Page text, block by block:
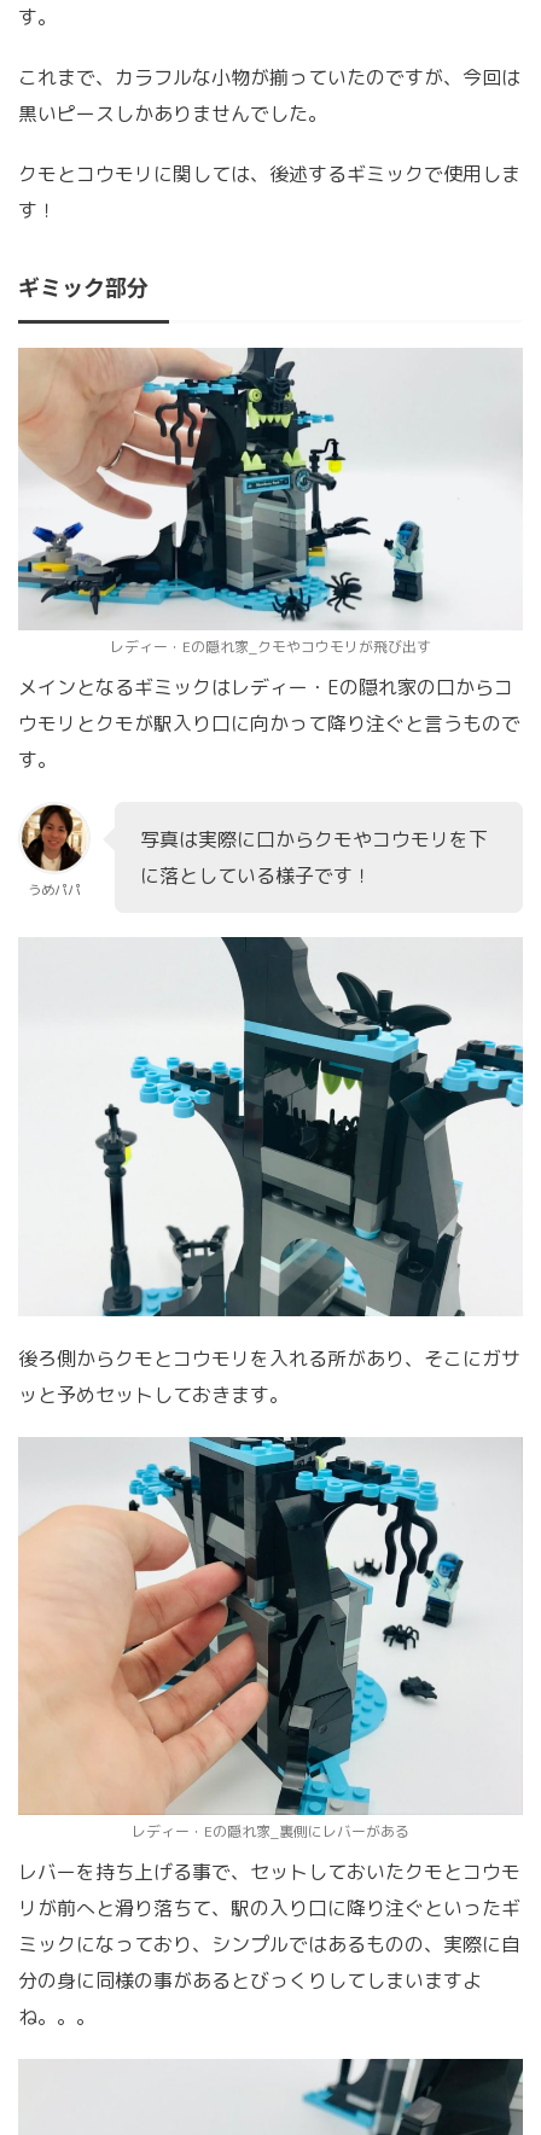
す。
これまで、カラフルな小物が揃っていたのですが、今回は
黒いピースしかありませんでした。
クモとコウモリに関しては、後述するギミックで使用しま
す！
ギミック部分
レディー・Eの隠れ家_クモやコウモリが飛び出す
メインとなるギミックはレディー・Eの隠れ家の口からコ
ウモリとクモが駅入り口に向かって降り注ぐと言うもので
す。
うめパパ
写真は実際に口からクモやコウモリを下
に落としている様子です！
後ろ側からクモとコウモリを入れる所があり、そこにガサ
ッと予めセットしておきます。
レディー・Eの隠れ家_裏側にレバーがある
レバーを持ち上げる事で、セットしておいたクモとコウモ
リが前へと滑り落ちて、駅の入り口に降り注ぐといったギ
ミックになっており、シンプルではあるものの、実際に自
分の身に同様の事があるとびっくりしてしまいますよ
ね。。。